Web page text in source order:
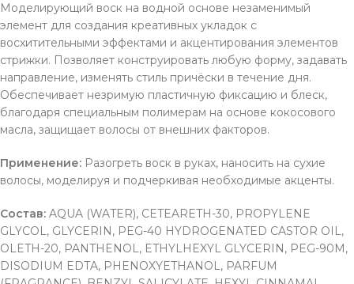
Моделирующий воск на водной основе незаменимый
элемент для создания креативных укладок с
восхитительными эффектами и акцентирования элементов
стрижки. Позволяет конструировать любую форму, задавать
направление, изменять стиль причёски в течение дня.
Обеспечивает незримую пластичную фиксацию и блеск,
благодаря специальным полимерам на основе кокосового
масла, защищает волосы от внешних факторов.
Применение: Разогреть воск в руках, наносить на сухие
волосы, моделируя и подчеркивая необходимые акценты.
Состав: AQUA (WATER), CETEARETH-30, PROPYLENE
GLYCOL, GLYCERIN, PEG-40 HYDROGENATED CASTOR OIL,
OLETH-20, PANTHENOL, ETHYLHEXYL GLYCERIN, PEG-90M,
DISODIUM EDTA, PHENOXYETHANOL, PARFUM